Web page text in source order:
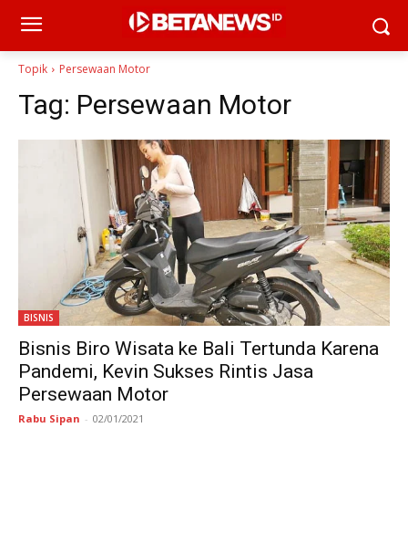
Topik Persewaan Motor
Tag: Persewaan Motor
BISNIS
Bisnis Biro Wisata ke Bali Tertunda Karena
Pandemi, Kevin Sukses Rintis Jasa
Persewaan Motor
Rabu Sipan - 02/01/2021